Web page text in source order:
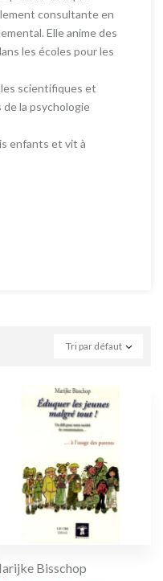
consultante en
Elle anime des
les écoles pour les
scientifiques et
la psychologie
enfants et vit à
Tri par défaut
Bisschop